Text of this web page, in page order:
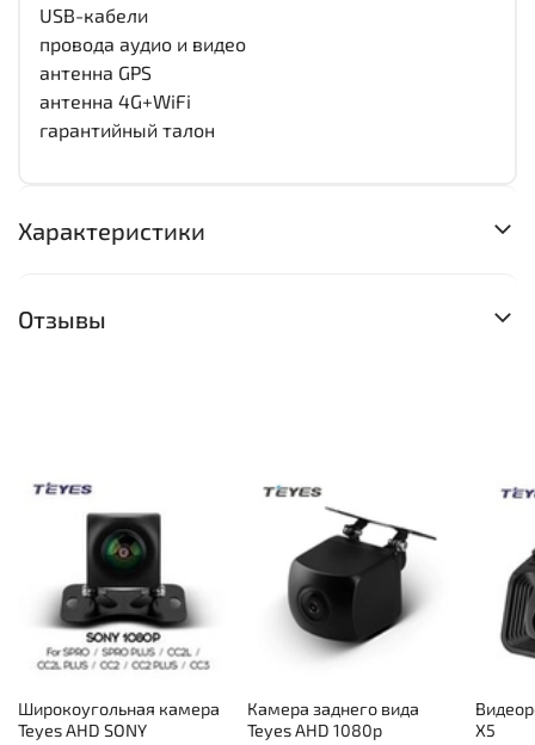
USB-кабели
провода аудио и видео
антенна GPS
антенна 4G+WiFi
гарантийный талон
Характеристики
Отзывы
Широкоугольная камера
Teyes AHD SONY
Камера заднего вида
Teyes AHD 1080p
X5